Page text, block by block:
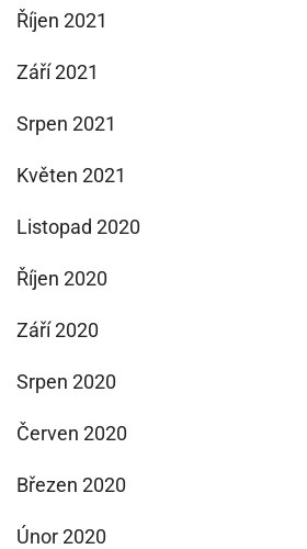
Říjen 2021
Září 2021
Srpen 2021
Květen 2021
Listopad 2020
Říjen 2020
Září 2020
Srpen 2020
Červen 2020
Březen 2020
Únor 2020